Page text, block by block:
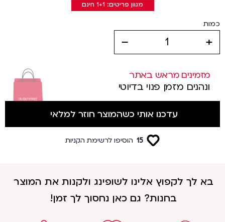
מגוון פריטים: 1+1 חינם
כמות
מזמינים מראש באתר
ונהנים מזמן פנוי בדיוטי
עדכנו אותי כשהמוצר חוזר למלאי
15 הוסיפו לרשימת הקניות
בא לך לקפוץ אלינו לשופינג ולקנות את המוצר
בחנות? גם כאן נחסוך לך זמן!